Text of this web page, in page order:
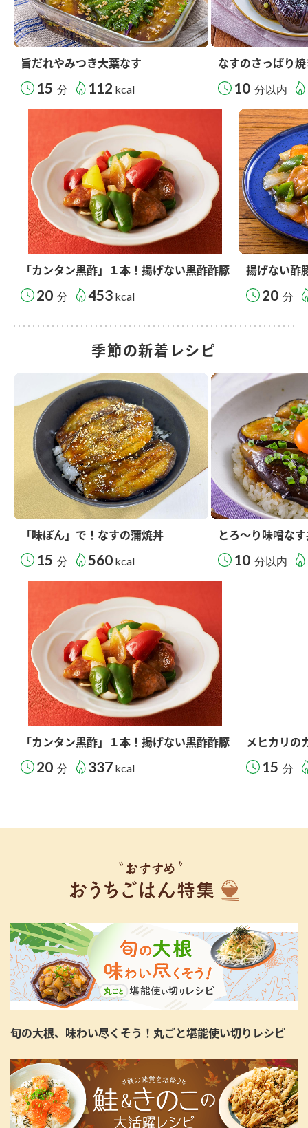
旨だれやみつき大葉なす
15 分 112 kcal
なすのさっぱり
10 分以内
「カンタン黒酢」１本！揚げない黒酢酢豚
20 分 453 kcal
揚げない酢
20 分
季節の新着レシピ
「味ぽん」で！なすの蒲焼丼
15 分 560 kcal
とろ～り味噌な
10 分以内
「カンタン黒酢」１本！揚げない黒酢酢豚
20 分 337 kcal
メヒカリの
15 分
旬の大根、味わい尽くそう！丸ごと堪能使い切りレシピ